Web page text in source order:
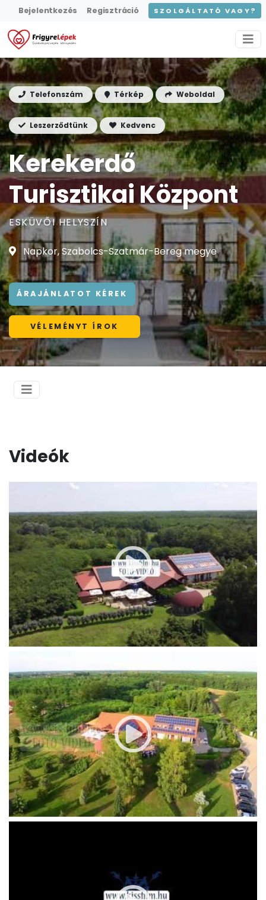
Bejelentkezés Regisztráció SZOLGÁLTATÓ VAGY?
Telefonszám Térkép Weboldal
Leszerződtünk Kedvenc
Kerekerdő
Turisztikai Központ
ESKÜVŐI HELYSZÍN
Napkor, Szabolcs-Szatmár-Bereg megye
ÁRAJÁNLATOT KÉREK
VÉLEMÉNYT ÍROK
Videók